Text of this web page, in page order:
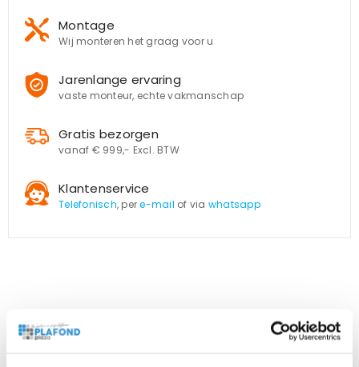
Montage
Wij monteren het graag voor u
Jarenlange ervaring
vaste monteur, echte vakmanschap
Gratis bezorgen
vanaf € 999,- Excl. BTW
Klantenservice
Telefonisch, pere-mail of via whatsapp